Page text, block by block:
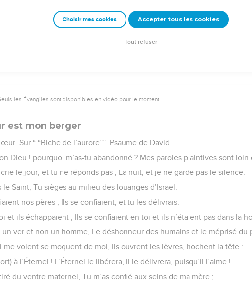
avec ta force ! Nous voulons chanter et psalmodier (en l’honneur) de
française – Bibli’O, 1978, avec autorisation. Pour vous procurer une Bible imprimée, rendez-
les Évangiles sont disponibles en vidéo pour le moment.
est mon berger
Sur “ “Biche de l’aurore””. Psaume de David.
Dieu ! pourquoi m’as-tu abandonné ? Mes paroles plaintives sont loin
le jour, et tu ne réponds pas ; La nuit, et je ne garde pas le silence.
le Saint, Tu sièges au milieu des louanges d’Israël.
nos pères ; Ils se confiaient, et tu les délivrais.
et ils échappaient ; Ils se confiaient en toi et ils n’étaient pas dans la
un ver et non un homme, Le déshonneur des humains et le méprisé du
me voient se moquent de moi, Ils ouvrent les lèvres, hochent la tête :
à l’Éternel ! L’Éternel le libérera, Il le délivrera, puisqu’il l’aime !
du ventre maternel, Tu m’as confié aux seins de ma mère ;
Choisir mes cookies Accepter tous les cookies
Tout refuser